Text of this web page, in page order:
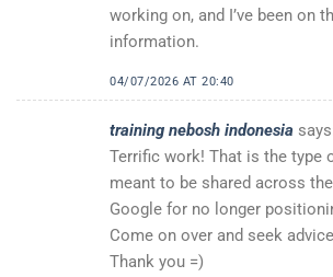
working on, and I’ve been on
information.
04/07/2026 AT 20:40
training nebosh indonesia
Terrific work! That is the type
meant to be shared across
Google for no longer
Come on over and seek
Thank you =)